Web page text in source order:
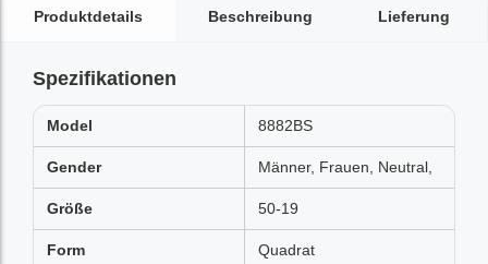
Produktdetails Beschreibung Lieferung
Spezifikationen
Model 8882BS
Gender Männer, Frauen, Neutral,
Größe 50-19
Form Quadrat